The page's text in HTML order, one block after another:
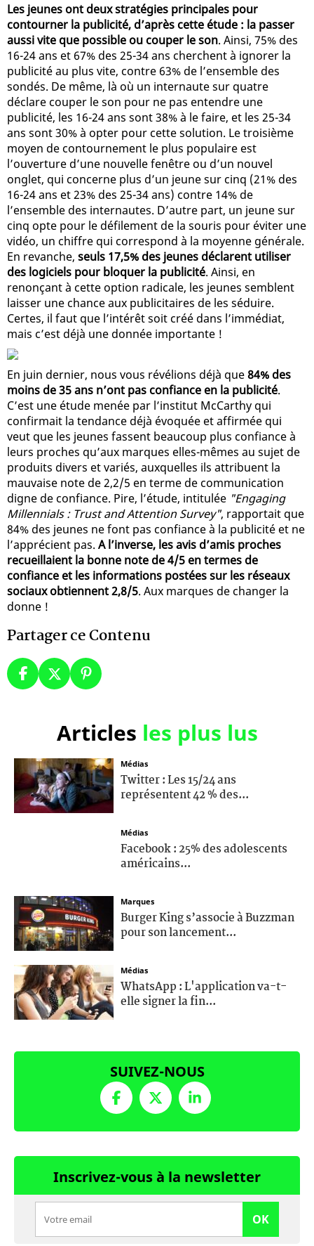
Les jeunes ont deux stratégies principales pour
contourner la publicité, d’après cette étude : la passer
aussi vite que possible ou couper le son. Ainsi, 75% des
16-24 ans et 67% des 25-34 ans cherchent à ignorer la
publicité au plus vite, contre 63% de l’ensemble des
sondés. De même, là où un internaute sur quatre
déclare couper le son pour ne pas entendre une
publicité, les 16-24 ans sont 38% à le faire, et les 25-34
ans sont 30% à opter pour cette solution. Le troisième
moyen de contournement le plus populaire est
l’ouverture d’une nouvelle fenêtre ou d’un nouvel
onglet, qui concerne plus d’un jeune sur cinq (21% des
16-24 ans et 23% des 25-34 ans) contre 14% de
l’ensemble des internautes. D’autre part, un jeune sur
cinq opte pour le défilement de la souris pour éviter une
vidéo, un chiffre qui correspond à la moyenne générale.
En revanche, seuls 17,5% des jeunes déclarent utiliser
des logiciels pour bloquer la publicité. Ainsi, en
renonçant à cette option radicale, les jeunes semblent
laisser une chance aux publicitaires de les séduire.
Certes, il faut que l’intérêt soit créé dans l’immédiat,
mais c’est déjà une donnée importante !
En juin dernier, nous vous révélions déjà que84% des
moins de 35 ans n’ont pas confiance en la publicité.
C’est une étude menée par l’institut McCarthy qui
confirmait la tendance déjà évoquée et affirmée qui
veut que les jeunes fassent beaucoup plus confiance à
leurs proches qu’aux marques elles-mêmes au sujet de
produits divers et variés, auxquelles ils attribuent la
mauvaise note de 2,2/5 en terme de communication
digne de confiance. Pire, l’étude, intitulée "Engaging
Millennials : Trust and Attention Survey", rapportait que
84% des jeunes ne font pas confiance à la publicité et ne
l’apprécient pas. A l’inverse, les avis d’amis proches
recueillaient la bonne note de 4/5 en termes de
confiance et les informations postées sur les réseaux
sociaux obtiennent 2,8/5. Aux marques de changer la
donne !
Partager ce Contenu
Articles les plus lus
Médias
Twitter : Les 15/24 ans
représentent 42 % des...
Médias
Facebook : 25% des adolescents
américains...
Marques
Burger King s’associe à Buzzman
pour son lancement...
Médias
WhatsApp : L'application va-t-
elle signer la fin...
SUIVEZ-NOUS
Inscrivez-vous à la newsletter
OK